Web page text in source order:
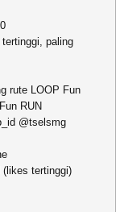
paling
rute LOOP Fun
RUN
@tselsmg
tertinggi)